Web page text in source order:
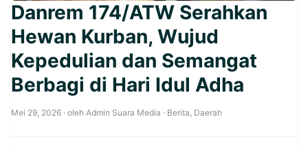
Danrem 174/ATW Serahkan
Hewan Kurban, Wujud
Kepedulian dan Semangat
Berbagi di Hari Idul Adha
Mei 29, 2026 · oleh Admin Suara Media · Berita, Daerah